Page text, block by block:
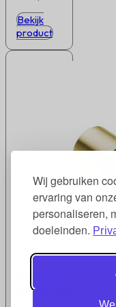
Wij gebruiken
ervaring van
personaliseren,
doeleinden.
Bekijk
product
wandmodel